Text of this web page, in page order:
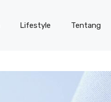
Lifestyle Tentang